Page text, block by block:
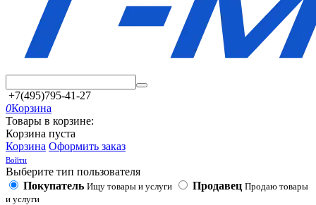
+7(495)795-41-27
0Корзина
Товары в корзине:
Корзина пуста
Корзина Оформить заказ
Войти
Выберите тип пользователя
Покупатель Ищу товары и услуги Продавец Продаю товары
и услуги